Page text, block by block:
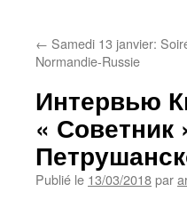
← Samedi 13 janvier:
Normandie-Russie
Интервью
«
Publié le 13/03/2018par